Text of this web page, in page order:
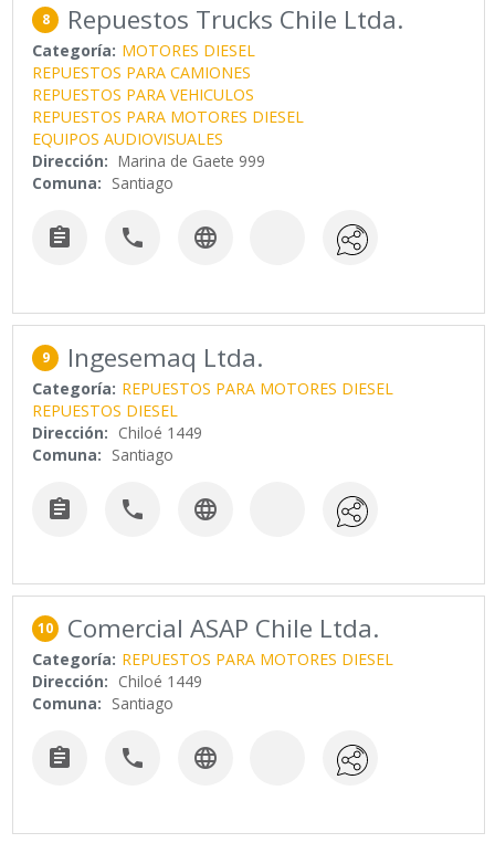
8 Repuestos Trucks Chile Ltda.
Categoría: MOTORES DIESEL
REPUESTOS PARA CAMIONES
REPUESTOS PARA VEHICULOS
REPUESTOS PARA MOTORES DIESEL
EQUIPOS AUDIOVISUALES
Dirección: Marina de Gaete 999
Comuna: Santiago
  
9 Ingesemaq Ltda.
Categoría: REPUESTOS PARA MOTORES DIESEL
REPUESTOS DIESEL
Dirección: Chiloé 1449
Comuna: Santiago
  
10 Comercial ASAP Chile Ltda.
Categoría: REPUESTOS PARA MOTORES DIESEL
Dirección: Chiloé 1449
Comuna: Santiago
  